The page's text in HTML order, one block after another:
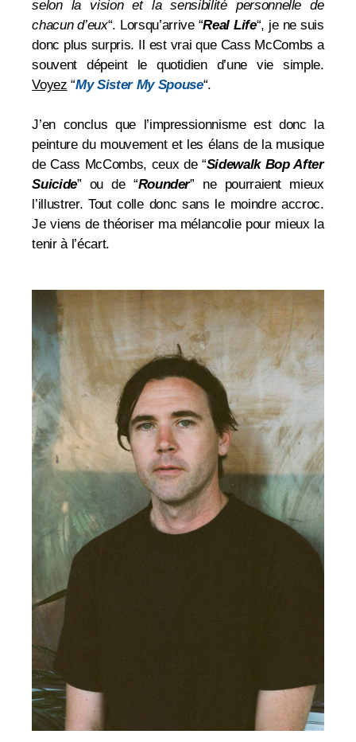
selon la vision et la sensibilité personnelle de
chacun d’eux“. Lorsqu’arrive “Real Life“, je ne suis
donc plus surpris. Il est vrai que Cass McCombs a
souvent dépeint le quotidien d’une vie simple.
Voyez “My Sister My Spouse“.
J’en conclus que l’impressionnisme est donc la
peinture du mouvement et les élans de la musique
de Cass McCombs, ceux de “Sidewalk Bop After
Suicide” ou de “Rounder” ne pourraient mieux
l’illustrer. Tout colle donc sans le moindre accroc.
Je viens de théoriser ma mélancolie pour mieux la
tenir à l’écart.